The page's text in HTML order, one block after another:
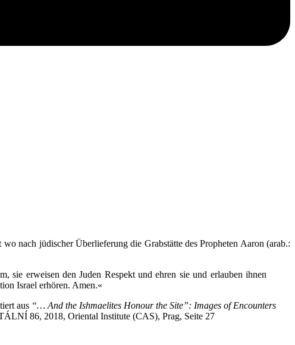
nach jüdischer Überlieferung die Grabstätte des Propheten Aaron (arab.:
erweisen den Juden Respekt und ehren sie und erlauben ihnen
Israel erhören. Amen.«
aus “… And the Ishmaelites Honour the Site”: Images of Encounters
86, 2018, Oriental Institute (CAS), Prag, Seite 27